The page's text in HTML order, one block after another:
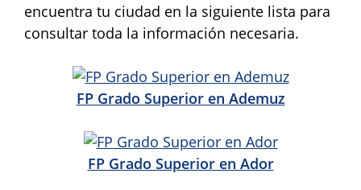
encuentra tu ciudad en la siguiente lista para
consultar toda la información necesaria.
FP Grado Superior en Ademuz
FP Grado Superior en Ador